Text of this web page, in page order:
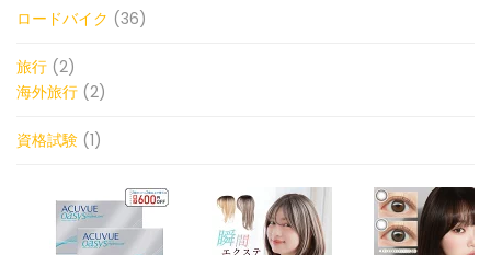
ロードバイク (36)
旅行 (2)
海外旅行 (2)
資格試験 (1)